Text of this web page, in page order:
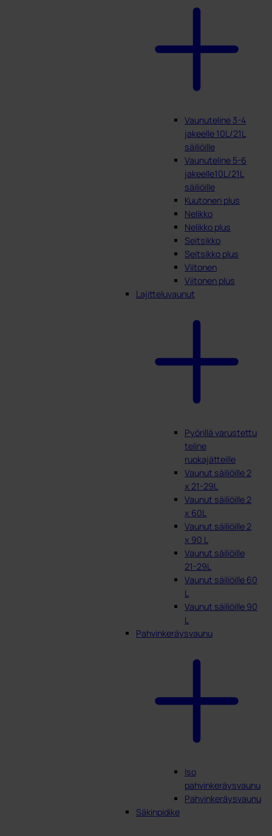
Vaunuteline 3-4
jakeelle 10L/21L
säiliöille
Vaunuteline 5-6
jakeelle10L/21L
säiliöille
Kuutonen plus
Nelikko
Nelikko plus
Seitsikko
Seitsikko plus
Viitonen
Viitonen plus
Lajitteluvaunut
Pyörillä varustettu
teline
ruokajätteille
Vaunut säiliöille 2
x 21-29L
Vaunut säiliöille 2
x 60L
Vaunut säiliöille 2
x 90 L
Vaunut säiliöille
21-29L
Vaunut säiliöille 60
L
Vaunut säiliöille 90
L
Pahvinkeräysvaunu
Iso
pahvinkeräysvaunu
Pahvinkeräysvaunu
Säkinpidike